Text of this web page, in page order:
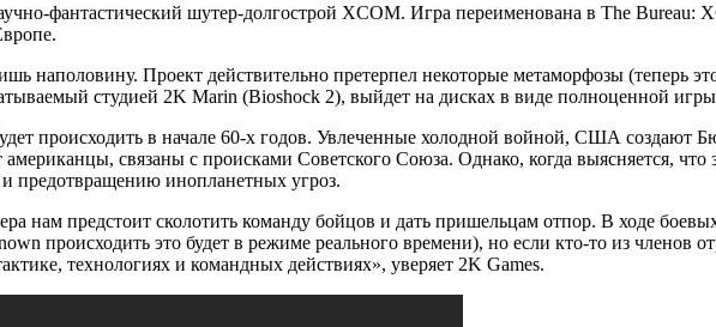
фантастический шутер-долгострой XCOM. Игра переименована в The Bureau:
наполовину. Проект действительно претерпел некоторые метаморфозы (теперь
студией 2K Marin (Bioshock 2), выйдет на дисках в виде полноценной
происходить в начале 60-х годов. Увлеченные холодной войной, США создают
связаны с происками Советского Союза. Однако, когда выясняется,
предотвращению инопланетных угроз.
нам предстоит сколотить команду бойцов и дать пришельцам отпор. В ходе
происходить это будет в режиме реального времени), но если кто-то из членов
технологиях и командных действиях», уверяет 2K Games.